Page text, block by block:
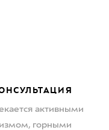
активными
горными